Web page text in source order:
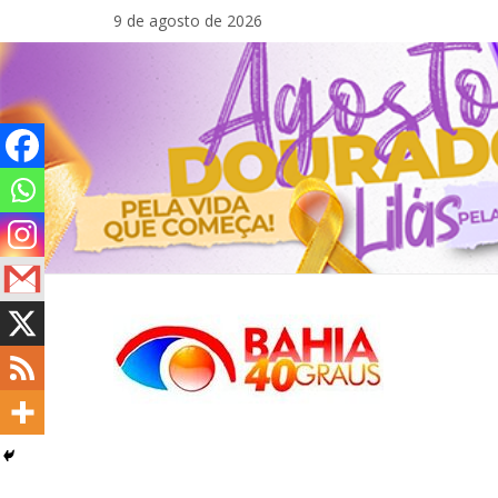
para
o
conteúdo
9 de agosto de 2026
Bahia40graus
Notícias